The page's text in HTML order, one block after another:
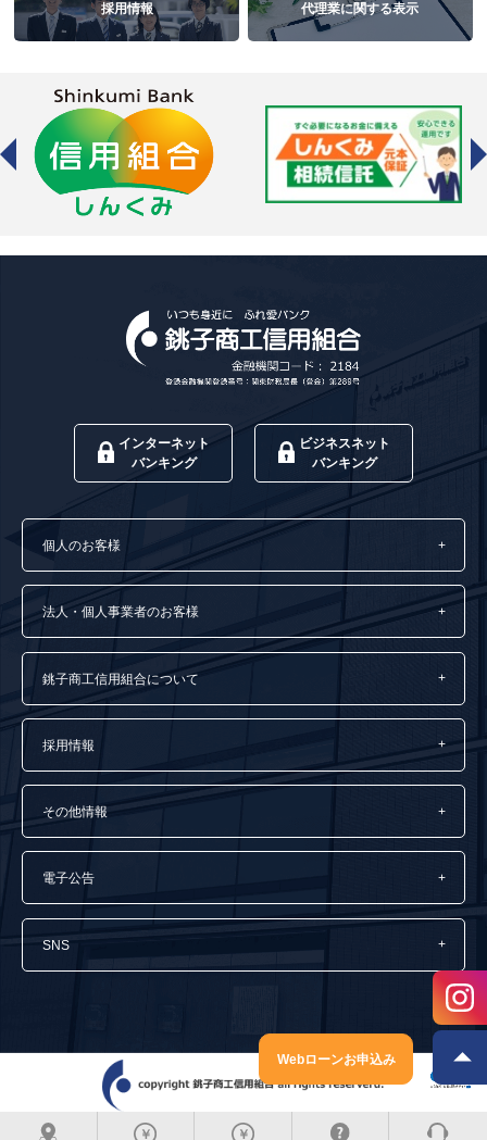
採用情報 代理業に関する表示
インターネット
バンキング
ビジネスネット
バンキング
個人のお客様
法人・個人事業者のお客様
銚子商工信用組合について
採用情報
その他情報
電子公告
SNS
Webローンお申込み